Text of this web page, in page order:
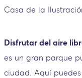
Casa de la
Disfrutar del aire
es un gran parque
ciudad. Aquí